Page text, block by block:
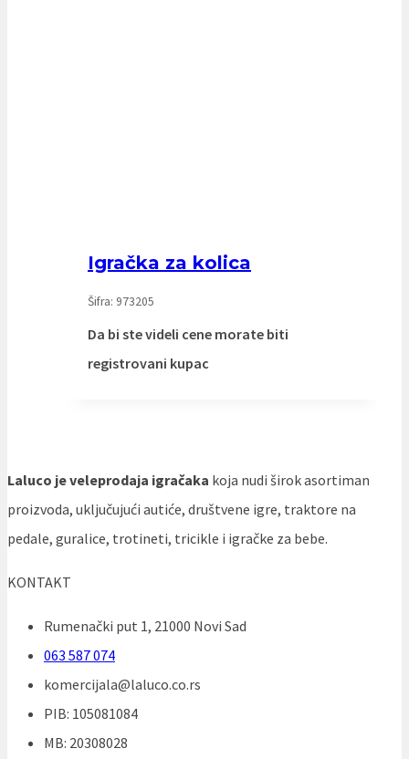
Igračka za kolica
Šifra: 973205
Da bi ste videli cene morate biti
registrovani kupac
Laluco je veleprodaja igračaka koja nudi širok asortiman
proizvoda, uključujući autiće, društvene igre, traktore na
pedale, guralice, trotineti, tricikle i igračke za bebe.
KONTAKT
Rumenački put 1, 21000 Novi Sad
063 587 074
komercijala@laluco.co.rs
PIB: 105081084
MB: 20308028